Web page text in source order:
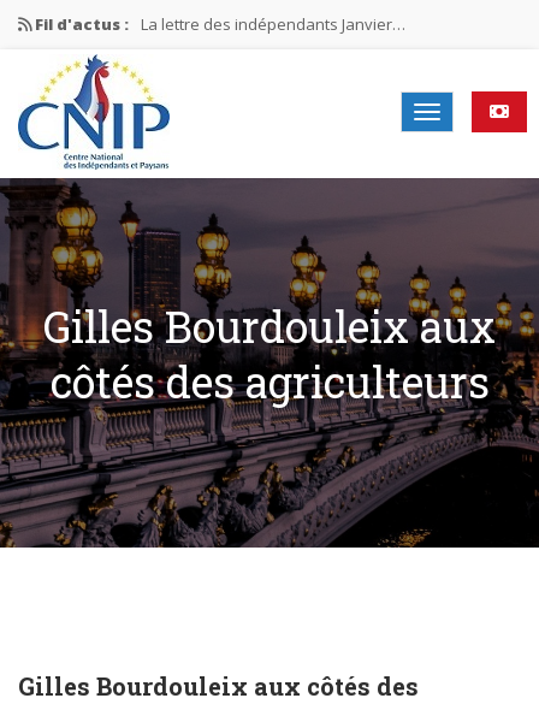
Fil d'actus : La lettre des indépendants Janvier…
La lettre des indépendants Novembre…
La lettre des indépendants Juin…
Mission nationale ÉLECTIONS MUNICIPALES 2026
La lettre des indépendants N°2-2026
Gilles Bourdouleix aux
côtés des agriculteurs
Gilles Bourdouleix aux côtés des